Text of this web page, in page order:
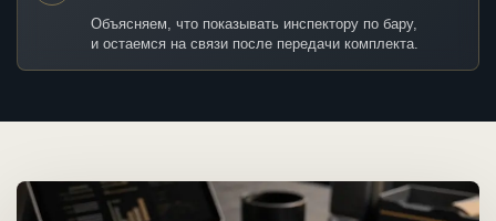
Объясняем, что показывать инспектору по бару,
и остаемся на связи после передачи комплекта.